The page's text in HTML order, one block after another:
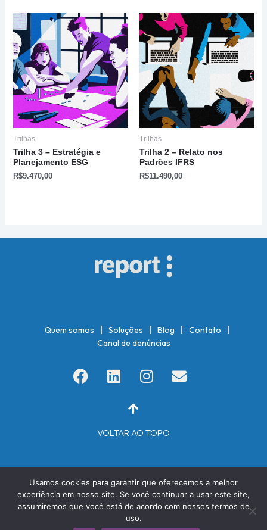
Trilhas
Trilha 3 – Estratégia e
Planejamento ESG
R$9.470,00
Trilhas
Trilha 2 – Relato nos
Padrões IFRS
R$11.490,00
Quem somos Soluções Blog
Contato
Canal de denúncias
VOLTAR AO TOPO
Usamos cookies para garantir que oferecemos a melhor
experiência em nosso site. Se você continuar a usar este site,
assumiremos que você está de acordo com nossos termos de
uso.